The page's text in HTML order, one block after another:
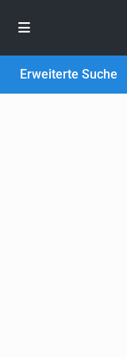
Erweiterte Suche